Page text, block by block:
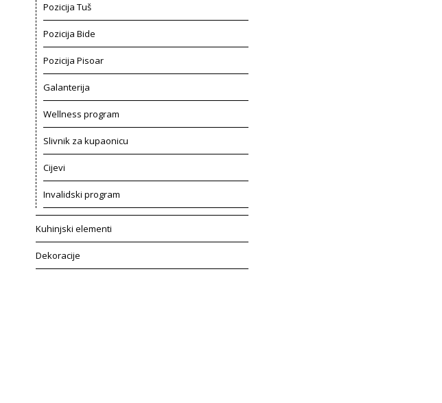
Pozicija Tuš
Pozicija Bide
Pozicija Pisoar
Galanterija
Wellness program
Slivnik za kupaonicu
Cijevi
Invalidski program
Kuhinjski elementi
Dekoracije